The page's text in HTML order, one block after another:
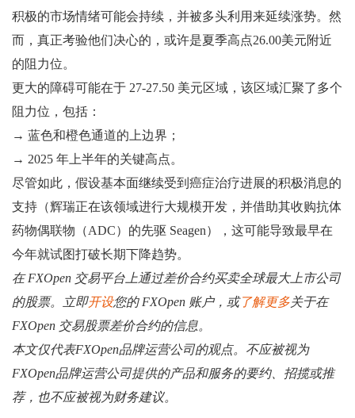
积极的市场情绪可能会持续，并被多头利用来延续涨势。然
而，真正考验他们决心的，或许是夏季高点26.00美元附近
的阻力位。
更大的障碍可能在于 27-27.50 美元区域，该区域汇聚了多个
阻力位，包括：
→ 蓝色和橙色通道的上边界；
→ 2025 年上半年的关键高点。
尽管如此，假设基本面继续受到癌症治疗进展的积极消息的
支持（辉瑞正在该领域进行大规模开发，并借助其收购抗体
药物偶联物（ADC）的先驱 Seagen），这可能导致最早在
今年就试图打破长期下降趋势。
在 FXOpen 交易平台上通过差价合约买卖全球最大上市公司
的股票。立即开设您的 FXOpen 账户，或了解更多关于在
FXOpen 交易股票差价合约的信息。
本文仅代表FXOpen品牌运营公司的观点。不应被视为
FXOpen品牌运营公司提供的产品和服务的要约、招揽或推
荐，也不应被视为财务建议。